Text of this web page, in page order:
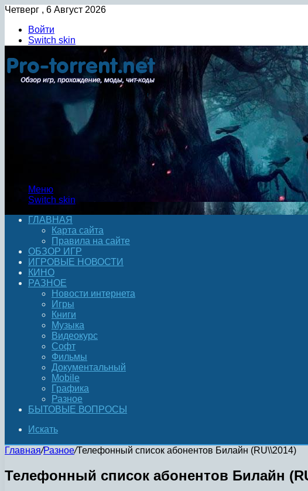
Четверг , 6 Август 2026
Войти
Switch skin
Меню
Switch skin
ГЛАВНАЯ
Карта сайта
Правила на сайте
ОБЗОР ИГР
ИГРОВЫЕ НОВОСТИ
КИНО
РАЗНОЕ
Новости интернета
Игры
Книги
Музыка
Видеокурс
Софт
Фильмы
Документальный
Mobile
Графика
Разное
БЫТОВЫЕ ВОПРОСЫ
Искать
Главная/Разное/Телефонный список абонентов Билайн (RU\\2014)
Телефонный список абонентов Билайн